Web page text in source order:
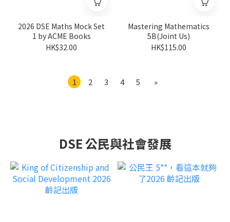
2026 DSE Maths Mock Set
1 by ACME Books
HK$32.00
Mastering Mathematics
5B(Joint Us)
HK$115.00
1 2 3 4 5 »
DSE 公民與社會發展